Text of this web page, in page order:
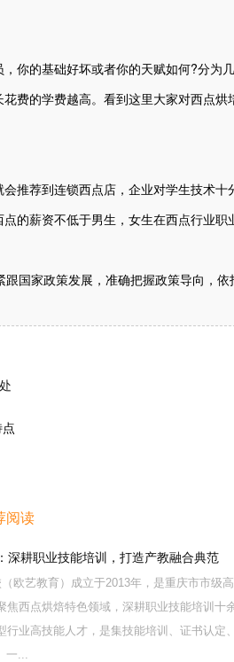
你的基础好坏或者你的天赋如何?分为
费的学费越高。看到这里大家对西点烘
推荐到连锁西点店，企业对学生技术十
的薪资不低于男生，女生在西点行业职
国家政策发展，准确把握政策导向，依
阅读
深耕职业技能培训，打造产教融合典范
欧艺教育）成立于2013年，是重庆市市级
焦西点烘焙特色领域，深耕职业技能培训十
行业高技能人才，是集技能培训、证书认定
一...